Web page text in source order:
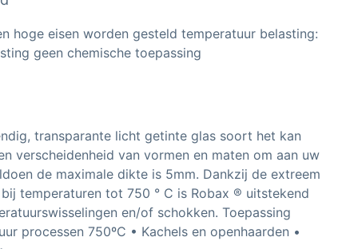
hoge eisen worden gesteld temperatuur belasting:
geen chemische toepassing
transparante licht getinte glas soort het kan
verscheidenheid van vormen en maten om aan uw
de maximale dikte is 5mm. Dankzij de extreem
temperaturen tot 750 ° C is Robax ® uitstekend
en/of schokken. Toepassing
processen 750ºC • Kachels en openhaarden •